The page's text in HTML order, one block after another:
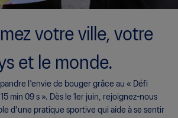
votre ville, votre
et le monde.
l'envie de bouger grâce au « Défi
min 09 s ». Dès le 1er juin, rejoignez-nous
d'une pratique sportive qui aide à se sentir